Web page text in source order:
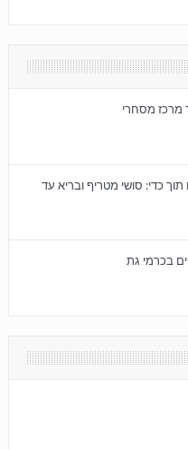
מרכז מסחרי
תוך כדי: סושי מטריף ובריא עד
בכרמי גת